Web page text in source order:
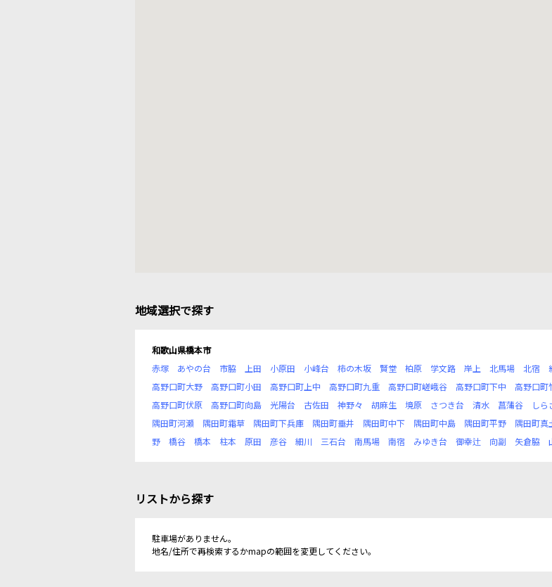
地域選択で探す
和歌山県橋本市
赤塚
あやの台 市脇 上田 小原田 小峰台 柿の木坂 賢堂 柏原 学文路 岸上 北馬場 北宿
高野口町大野
高野口町小田 高野口町上中 高野口町九重 高野口町嵯峨谷 高野口町下中 高野口町
高野口町伏原
高野口町向島 光陽台 古佐田 神野々 胡麻生 境原 さつき台 清水 菖蒲谷 しら
隅田町河瀬
隅田町霜草 隅田町下兵庫 隅田町垂井 隅田町中下 隅田町中島 隅田町平野 隅田町真
野
橋谷 橋本 柱本 原田 彦谷 細川 三石台 南馬場 南宿 みゆき台 御幸辻 向副 矢倉脇
リストから探す
駐車場がありません。
地名/住所で再検索するかmapの範囲を変更してください。